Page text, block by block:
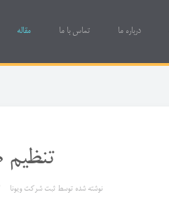
درباره ما تماس با ما مقاله
نوشته شده توسطثبت شرکت ویونا